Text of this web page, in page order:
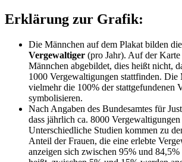
Erklärung zur Grafik:
Die Männchen auf dem Plakat bilden die
Vergewaltiger (pro Jahr). Auf der Karte
Männchen abgebildet, dies heißt nicht,
1000 Vergewaltigungen stattfinden. Die
vielmehr die 100% der stattgefundenen
symbolisieren.
Nach Angaben des Bundesamtes für
dass jährlich ca. 8000
Unterschiedliche Studien kommen zu
Anteil der Frauen, die eine erlebte
anzeigen sich zwischen 95% und